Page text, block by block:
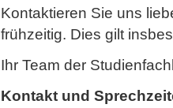
Kontaktieren Sie uns
frühzeitig. Dies gilt
Ihr Team der
Kontakt und